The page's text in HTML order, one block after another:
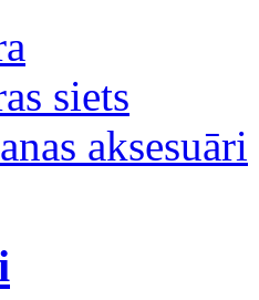
siets
aksesuāri